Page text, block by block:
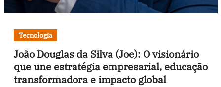
Tecnologia
João Douglas da Silva (Joe): O visionário
que une estratégia empresarial, educação
transformadora e impacto global